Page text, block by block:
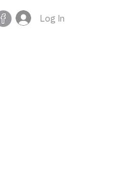
Log In